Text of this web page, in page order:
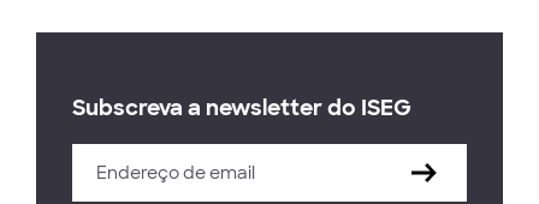
Subscreva a newsletter do ISEG